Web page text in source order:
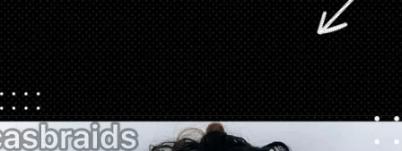
Opening https://danidrops.com.br/tendencia-de-corte-para-cabelo-crespo-feminino/